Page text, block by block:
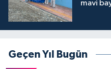
mavi
Geçen Yıl Bugün